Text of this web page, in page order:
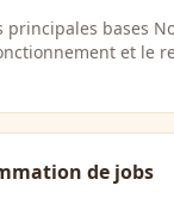
principales bases
et le
de jobs